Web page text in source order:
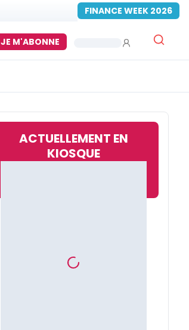
FINANCE WEEK 2026
JE M'ABONNE
ACTUELLEMENT EN
KIOSQUE